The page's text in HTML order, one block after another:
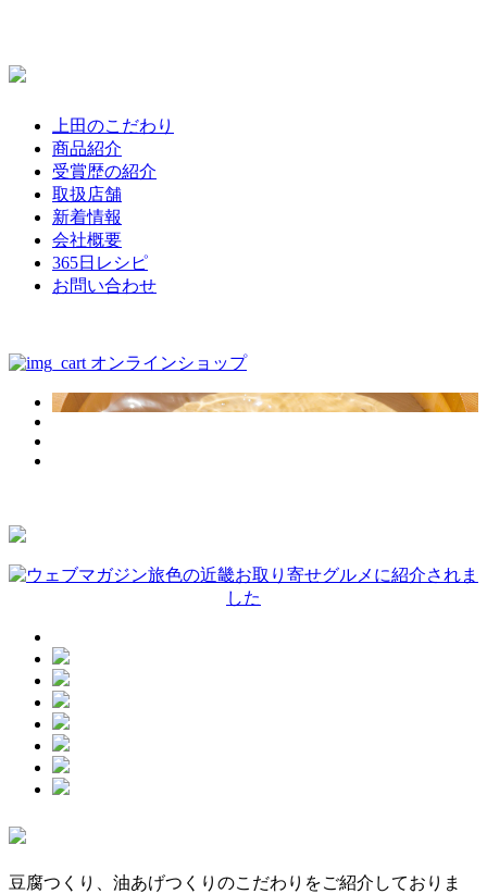
上田のこだわり
商品紹介
受賞歴の紹介
取扱店舗
新着情報
会社概要
365日レシピ
お問い合わせ
オンラインショップ
豆腐つくり、油あげつくりのこだわりをご紹介しておりま